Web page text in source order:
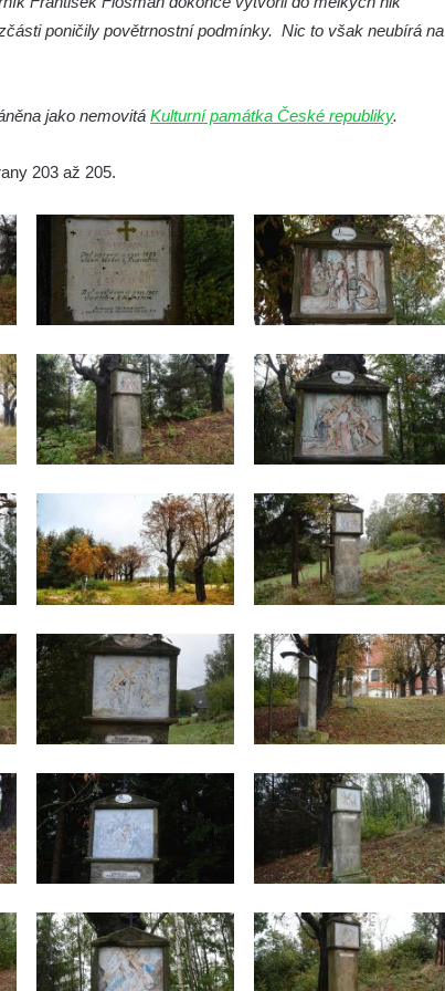
poničily povětrnostní podmínky. Nic to však neubírá na
jako nemovitá Kulturní památka České republiky.
203 až 205.